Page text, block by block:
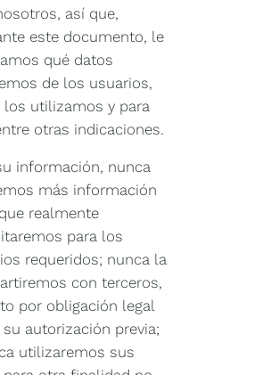
así que,
este documento, le
qué datos
de los usuarios,
los utilizamos y para
otras indicaciones.
información, nunca
más información
realmente
para los
requeridos; nunca la
con terceros,
por obligación legal
autorización previa;
utilizaremos sus